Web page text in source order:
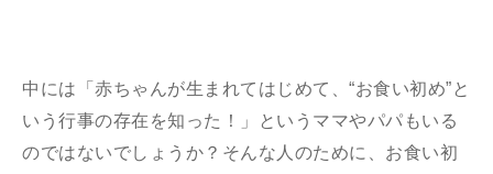
中には「赤ちゃんが生まれてはじめて、“お食い初め”と
いう行事の存在を知った！」というママやパパもいる
のではないでしょうか？そんな人のために、お食い初